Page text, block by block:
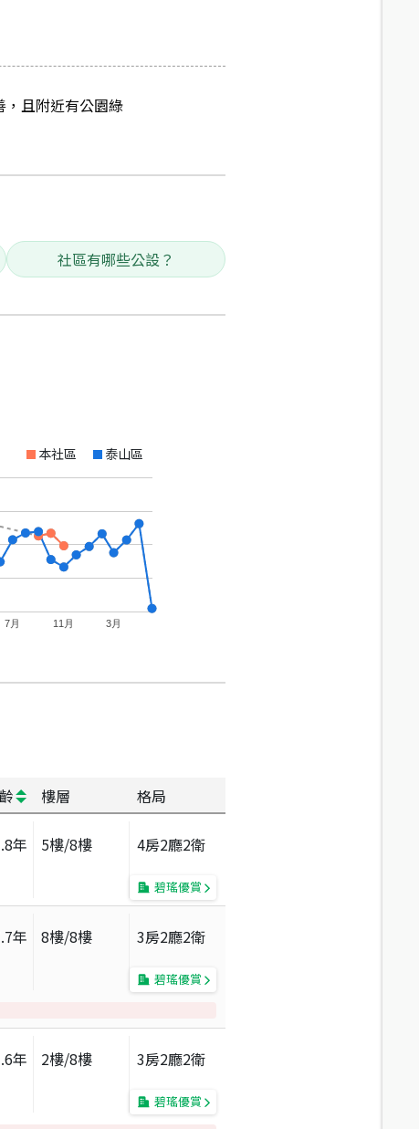
，且附近有公園綠
社區有哪些公設？
本社區 泰山區
7月 11月 3月
樓層 格局
年 5樓/8樓 4房2廳2衛
碧瑤優賞
年 8樓/8樓 3房2廳2衛
碧瑤優賞
年 2樓/8樓 3房2廳2衛
碧瑤優賞